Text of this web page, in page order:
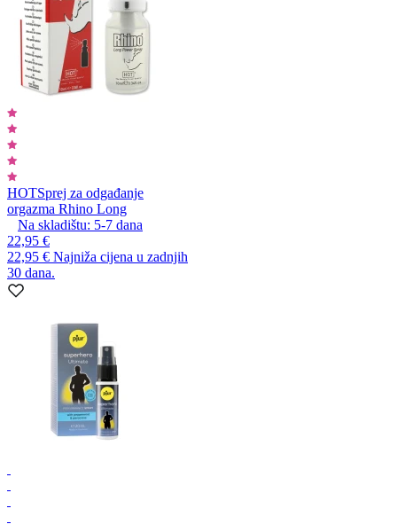
HOTSprej za odgađanje
orgazma Rhino Long
Na skladištu: 5-7 dana
22,95 €
22,95 € Najniža cijena u zadnjih
30 dana.